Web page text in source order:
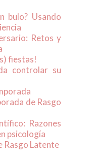
bulo? Usando
Retos y
fiestas!
controlar su
de Rasgo
Razones
psicología
Rasgo Latente